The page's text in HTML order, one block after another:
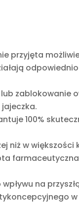
przyjęta
odpowiednio
zablokowanie
100%
niż w większości
na